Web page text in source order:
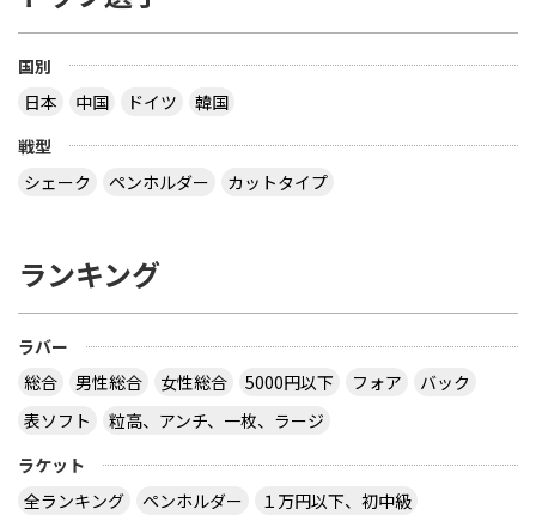
国別
日本
中国 ドイツ
韓国
戦型
シェーク
ペンホルダー カットタイプ
ランキング
ラバー
総合
男性総合 女性総合 5000円以下 フォア
バック
表ソフト
粒高、アンチ、一枚、ラージ
ラケット
全ランキング
ペンホルダー
１万円以下、初中級